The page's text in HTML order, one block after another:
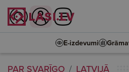
E-izdevumi
PAR SVARĪGO LATVIJĀ